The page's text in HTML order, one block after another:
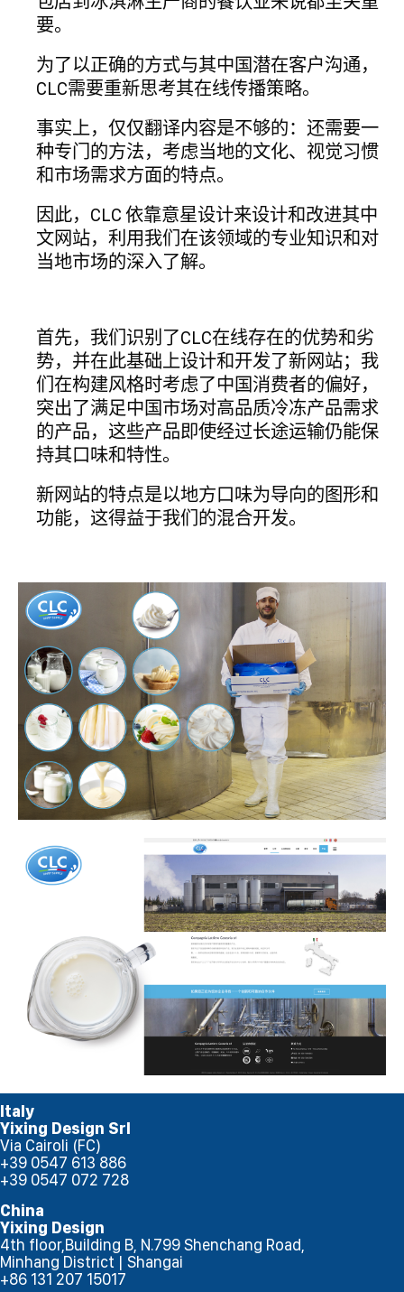
要。
为了以正确的方式与其中国潜在客户沟通，
CLC需要重新思考其在线传播策略。
事实上，仅仅翻译内容是不够的：还需要一
种专门的方法，考虑当地的文化、视觉习惯
和市场需求方面的特点。
因此，CLC 依靠意星设计来设计和改进其中
文网站，利用我们在该领域的专业知识和对
当地市场的深入了解。
首先，我们识别了CLC在线存在的优势和劣
势，并在此基础上设计和开发了新网站；我
们在构建风格时考虑了中国消费者的偏好，
突出了满足中国市场对高品质冷冻产品需求
的产品，这些产品即使经过长途运输仍能保
持其口味和特性。
新网站的特点是以地方口味为导向的图形和
功能，这得益于我们的混合开发。
Italy
Yixing Design Srl
Via Cairoli (FC)
+39 0547 613 886
+39 0547 072 728
China
Yixing Design
4th floor,Building B, N.799 Shenchang Road,
Minhang District | Shangai
+86 131 207 15017